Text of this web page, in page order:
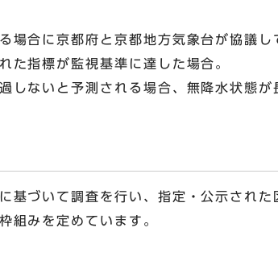
合に京都府と京都地方気象台が協議し
た指標が監視基準に達した場合。
しないと予測される場合、無降水状態が
づいて調査を行い、指定・公示された
組みを定めています。